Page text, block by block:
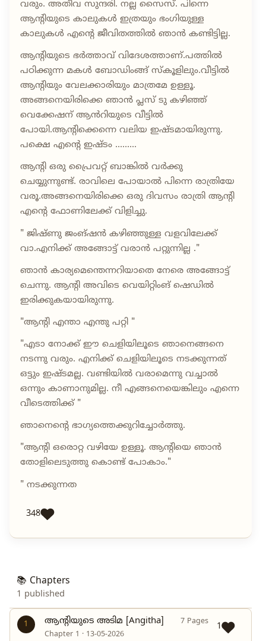
വരും. അതീവ സുന്ദരി. നല്ല സൈസ്. പിന്നെ
ആന്റിയുടെ കാലുകൾ ഇത്രയും ഭംഗിയുള്ള
കാലുകൾ എന്റെ ജീവിതത്തിൽ ഞാൻ കണ്ടിട്ടില്ല.
ആന്റിയുടെ ഭർത്താവ് വിദേശത്താണ്.പത്തിൽ
പഠിക്കുന്ന മകൾ ബോഡിംങ്ങ് സ്കൂളിലും.വീട്ടിൽ
ആന്റിയും വേലക്കാരിയും മാത്രമേ ഉള്ളൂ.
അങ്ങനെയിരിക്കെ ഞാൻ പ്ലസ് ടു കഴിഞ്ഞ്
വെക്കേഷന് ആൻറിയുടെ വീട്ടിൽ
പോയി.ആന്റിക്കെന്നെ വലിയ ഇഷ്ടമായിരുന്നു.
പക്ഷെ എന്റെ ഇഷ്ടം .........
ആന്റി ഒരു പ്രൈവറ്റ് ബാങ്കിൽ വർക്കു
ചെയ്യുന്നുണ്ട്. രാവിലെ പോയാൽ പിന്നെ രാത്രിയേ
വരൂ.അങ്ങനെയിരിക്കെ ഒരു ദിവസം രാത്രി ആന്റി
എന്റെ ഫോണിലേക്ക് വിളിച്ചു.
" ജിഷ്ണു ജംങ്ഷൻ കഴിഞ്ഞുള്ള വളവിലേക്ക്
വാ.എനിക്ക് അങ്ങോട്ട് വരാൻ പറ്റുന്നില്ല ."
ഞാൻ കാര്യമെന്തെന്നറിയാതെ നേരെ അങ്ങോട്ട്
ചെന്നു. ആന്റി അവിടെ വെയിറ്റിംങ് ഷെഡിൽ
ഇരിക്കുകയായിരുന്നു.
"ആന്റി എന്താ എന്തു പറ്റി "
"എടാ നോക്ക് ഈ ചെളിയിലൂടെ ഞാനെങ്ങനെ
നടന്നു വരും. എനിക്ക് ചെളിയിലൂടെ നടക്കുന്നത്
ഒട്ടും ഇഷ്ടമല്ല. വണ്ടിയിൽ വരാമെന്നു വച്ചാൽ
ഒന്നും കാണാനുമില്ല. നീ എങ്ങനെയെങ്കിലും എന്നെ
വീടെത്തിക്ക് "
ഞാനെന്റെ ഭാഗ്യത്തെക്കുറിച്ചോർത്തു.
"ആന്റി ഒരൊറ്റ വഴിയേ ഉള്ളൂ. ആന്റിയെ ഞാൻ
തോളിലെടുത്തു കൊണ്ട് പോകാം."
" നടക്കുന്നത
348
📚 Chapters
1 published
1 ആന്റിയുടെ അടിമ [Angitha]
7 Pages
Chapter 1 · 13-05-2026
1